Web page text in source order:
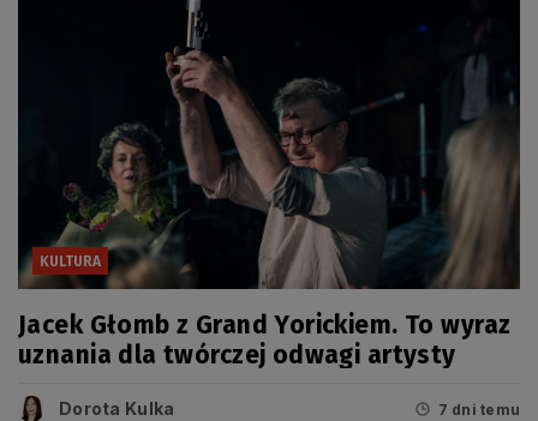
KULTURA
Jacek Głomb z Grand Yorickiem. To wyraz
uznania dla twórczej odwagi artysty
Dorota Kulka 7 dni temu